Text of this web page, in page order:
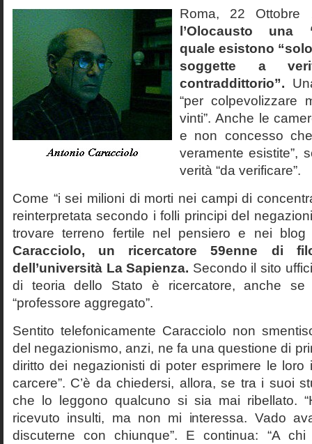
Roma, 22
l’Olocausto una
quale esistono
soggette a
contraddittorio”.
“per colpevolizzare
vinti”. Anche le
e non concesso
veramente esistite”,
verità “da verificare”.
Come “i sei milioni di morti nei campi di
reinterpretata secondo i folli principi del
trovare terreno fertile nel pensiero e nei
Caracciolo, un ricercatore 59enne di
dell’università La Sapienza. Secondo il sito
di teoria dello Stato è ricercatore, anche
“professore aggregato”.
Sentito telefonicamente Caracciolo non
del negazionismo, anzi, ne fa una questione di
diritto dei negazionisti di poter esprimere le loro
carcere”. C’è da chiedersi, allora, se tra i suoi
che lo leggono qualcuno si sia mai ribellato.
ricevuto insulti, ma non mi interessa. Vado
discuterne con chiunque”. E continua: “A